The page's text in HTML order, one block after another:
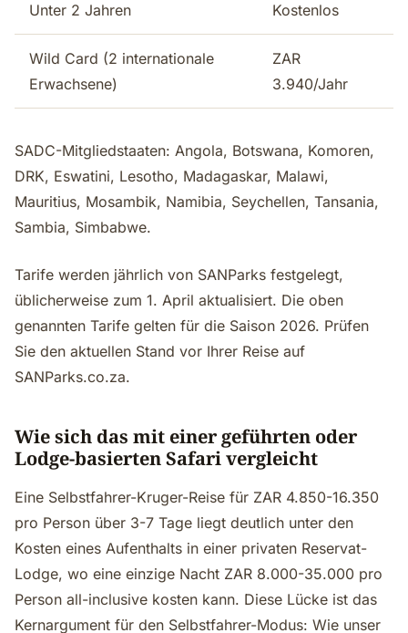
Unter 2 Jahren Kostenlos
Wild Card (2 internationale
Erwachsene)
ZAR
3.940/Jahr
SADC-Mitgliedstaaten: Angola, Botswana, Komoren,
DRK, Eswatini, Lesotho, Madagaskar, Malawi,
Mauritius, Mosambik, Namibia, Seychellen, Tansania,
Sambia, Simbabwe.
Tarife werden jährlich von SANParks festgelegt,
üblicherweise zum 1. April aktualisiert. Die oben
genannten Tarife gelten für die Saison 2026. Prüfen
Sie den aktuellen Stand vor Ihrer Reise auf
SANParks.co.za.
Wie sich das mit einer geführten oder
Lodge-basierten Safari vergleicht
Eine Selbstfahrer-Kruger-Reise für ZAR 4.850-16.350
pro Person über 3-7 Tage liegt deutlich unter den
Kosten eines Aufenthalts in einer privaten Reservat-
Lodge, wo eine einzige Nacht ZAR 8.000-35.000 pro
Person all-inclusive kosten kann. Diese Lücke ist das
Kernargument für den Selbstfahrer-Modus: Wie unser